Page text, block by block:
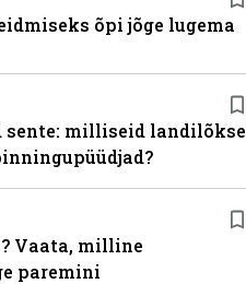
õpi jõge lugema
milliseid landilõkse
Vaata, milline
paremini